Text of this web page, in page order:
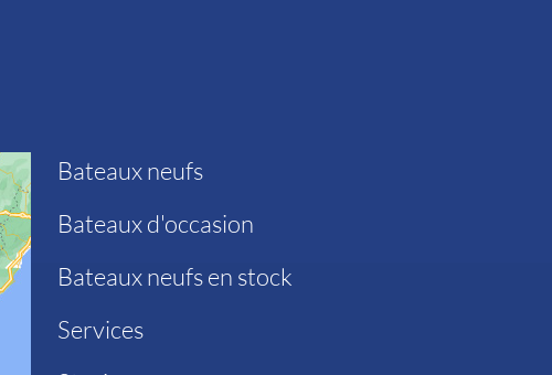
Bateaux neufs
Bateaux d'occasion
Bateaux neufs en stock
Services